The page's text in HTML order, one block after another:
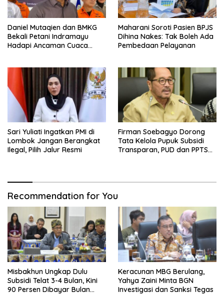
Daniel Mutaqien dan BMKG
Bekali Petani Indramayu
Hadapi Ancaman Cuaca
Maharani Soroti Pasien BPJS
Dihina Nakes: Tak Boleh Ada
Pembedaan Pelayanan
Sari Yuliati Ingatkan PMI di
Lombok Jangan Berangkat
Ilegal, Pilih Jalur Resmi
Firman Soebagyo Dorong
Tata Kelola Pupuk Subsidi
Transparan, PUD dan PPTS
Recommendation for You
Misbakhun Ungkap Dulu
Subsidi Telat 3-4 Bulan, Kini
90 Persen Dibayar Bulan
Keracunan MBG Berulang,
Yahya Zaini Minta BGN
Investigasi dan Sanksi Tegas